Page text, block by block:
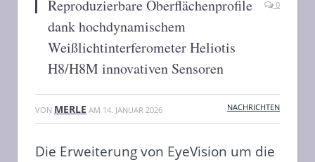
Reproduzierbare Oberflächenprofile
dank hochdynamischem
Weißlichtinterferometer Heliotis
H8/H8M innovativen Sensoren
0
VON MERLE AM 14. JANUAR 2026 NACHRICHTEN
Die Erweiterung von EyeVision um die